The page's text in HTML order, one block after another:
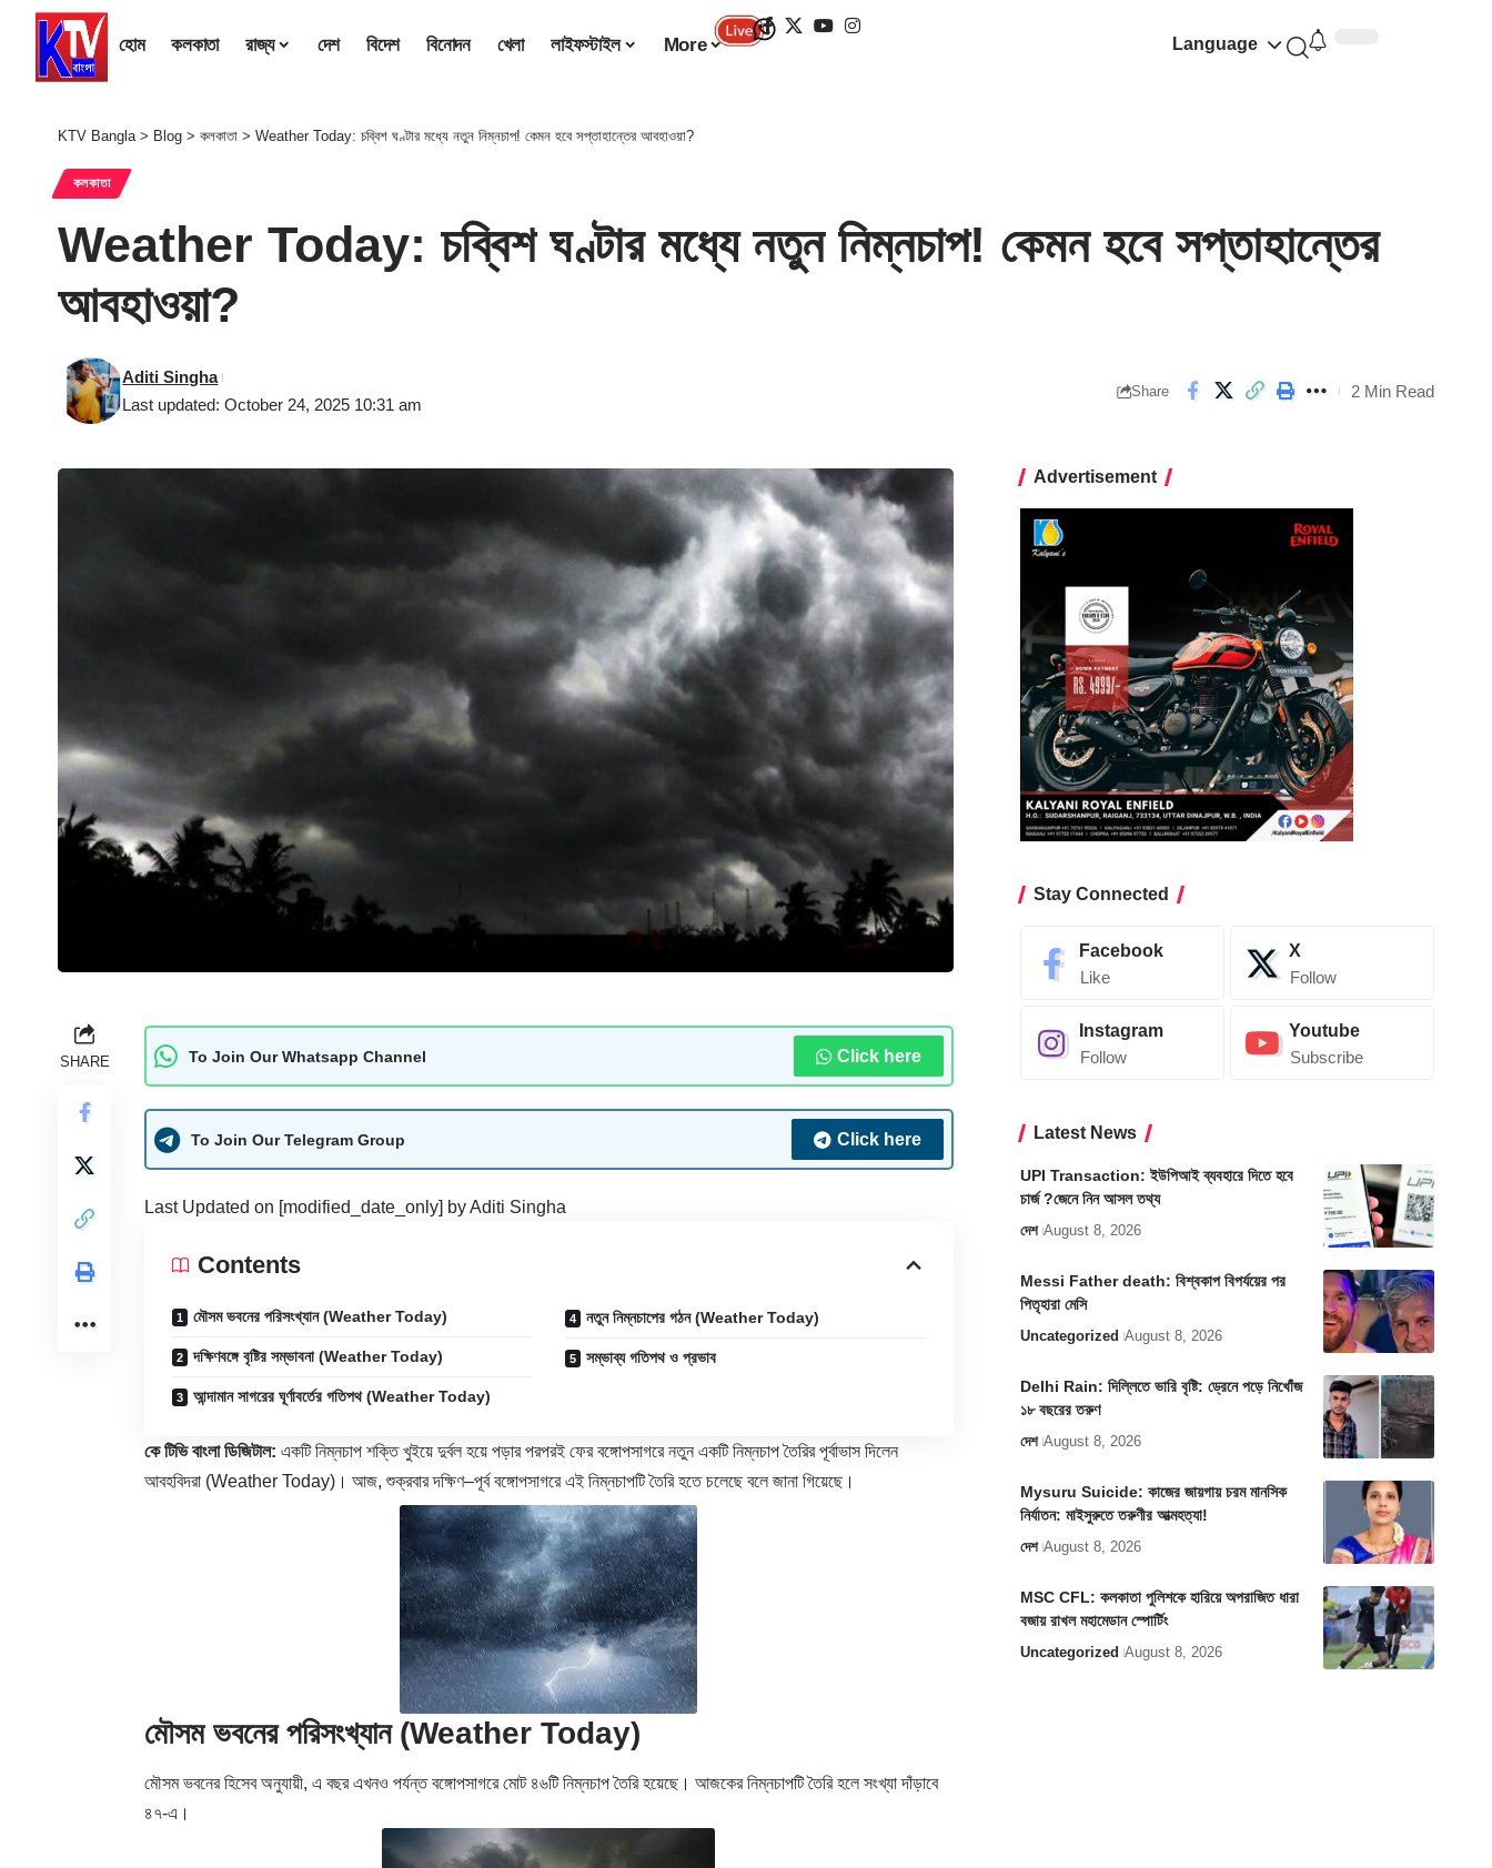
হোম কলকাতা রাজ্য দেশ বিদেশ বিনোদন খেলা লাইফস্টাইল More Language
KTV Bangla> Blog > কলকাতা > Weather Today: চব্বিশ ঘণ্টার মধ্যে নতুন নিম্নচাপ! কেমন হবে সপ্তাহান্তের আবহাওয়া?
কলকাতা
Weather Today: চব্বিশ ঘণ্টার মধ্যে নতুন নিম্নচাপ! কেমন হবে সপ্তাহান্তের
আবহাওয়া?
Last updated: October 24, 2025 10:31 am
Aditi Singha
Share 2 Min Read
SHARE To Join Our Whatsapp Channel Click here
To Join Our Telegram Group Click here
Last Updated on [modified_date_only] byAditi Singha
Contents
মৌসম ভবনের পরিসংখ্যান (Weather Today)
দক্ষিণবঙ্গে বৃষ্টির সম্ভাবনা (Weather Today)
আন্দামান সাগরের ঘূর্ণাবর্তের গতিপথ (Weather Today)
নতুন নিম্নচাপের গঠন (Weather Today)
সম্ভাব্য গতিপথ ও প্রভাব
কে টিভি বাংলা ডিজিটাল: একটি নিম্নচাপ শক্তি খুইয়ে দুর্বল হয়ে পড়ার পরপরই ফের বঙ্গোপসাগরে নতুন একটি নিম্নচাপ তৈরির পূর্বাভাস দিলেন
আবহবিদরা (Weather Today)। আজ, শুক্রবার দক্ষিণ–পূর্ব বঙ্গোপসাগরে এই নিম্নচাপটি তৈরি হতে চলেছে বলে জানা গিয়েছে।
মৌসম ভবনের পরিসংখ্যান (Weather Today)
মৌসম ভবনের হিসেব অনুযায়ী, এ বছর এখনও পর্যন্ত বঙ্গোপসাগরে মোট ৪৬টি নিম্নচাপ তৈরি হয়েছে। আজকের নিম্নচাপটি তৈরি হলে সংখ্যা দাঁড়াবে
৪৭-এ।
Advertisement
Stay Connected
Facebook
Like
X
Follow
Instagram
Follow
Youtube
Subscribe
Latest News
UPI Transaction: ইউপিআই ব্যবহারে দিতে হবে
চার্জ ?জেনে নিন আসল তথ্য
দেশ August 8, 2026
Messi Father death: বিশ্বকাপ বিপর্যয়ের পর
পিতৃহারা মেসি
Uncategorized August 8, 2026
Delhi Rain: দিল্লিতে ভারি বৃষ্টি: ড্রেনে পড়ে নিখোঁজ
১৮ বছরের তরুণ
দেশ August 8, 2026
Mysuru Suicide: কাজের জায়গায় চরম মানসিক
নির্যাতন: মাইসুরুতে তরুণীর আত্মহত্যা!
দেশ August 8, 2026
MSC CFL: কলকাতা পুলিশকে হারিয়ে অপরাজিত ধারা
বজায় রাখল মহামেডান স্পোর্টিং
Uncategorized August 8, 2026